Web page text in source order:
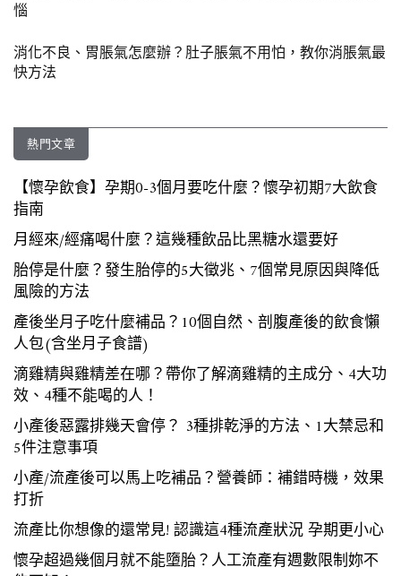
惱
消化不良、胃脹氣怎麼辦？肚子脹氣不用怕，教你消脹氣最
快方法
熱門文章
【懷孕飲食】孕期0-3個月要吃什麼？懷孕初期7大飲食
指南
月經來/經痛喝什麼？這幾種飲品比黑糖水還要好
胎停是什麼？發生胎停的5大徵兆、7個常見原因與降低
風險的方法
產後坐月子吃什麼補品？10個自然、剖腹產後的飲食懶
人包(含坐月子食譜)
滴雞精與雞精差在哪？帶你了解滴雞精的主成分、4大功
效、4種不能喝的人！
小產後惡露排幾天會停？ 3種排乾淨的方法、1大禁忌和
5件注意事項
小產/流產後可以馬上吃補品？營養師：補錯時機，效果
打折
流產比你想像的還常見! 認識這4種流產狀況 孕期更小心
懷孕超過幾個月就不能墮胎？人工流產有週數限制妳不